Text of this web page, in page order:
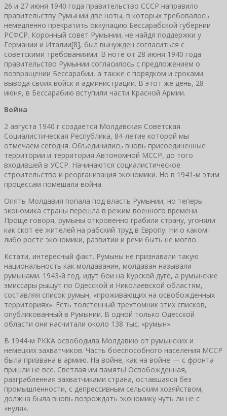
26 и 27 июня 1940 года правительство СССР направило
правительству Румынии две ноты, в которых требовалось
немедленно прекратить оккупацию Бессарабской губернии
РСФСР. Коронный совет Румынии, не найдя поддержки у
Германии и Италии[8], был вынужден согласиться с
советскими требованиями. В ноте от 28 июня 1940 года
правительство Румынии согласилось с предложением о
возвращении Бессарабии, а также с порядком и сроками
вывода своих войск и администрации. В этот же день, 28
июня, в Бессарабию вступили части Красной Армии.
Война
2 августа 1940 г создается Молдавская Советская
Социалистическая Республика, 84-летие которой мы
отмечаем сегодня. Объединились вновь присоединенные
территории и территория Автономной МССР, до того
входившей в УССР. Начинаются социалистическое
строительство и реорганизация экономики. Но в 1941-м этим
процессам помешала война.
Опять Молдавия попала под власть Румынии, но теперь
экономика страны перешла в режим военного времени.
Проще говоря, румыны откровенно грабили страну, угоняли
как скот ее жителей на рабский труд в Европу. Ни о каком-
либо росте экономики, развитии и речи быть не могло.
Кстати, интересный факт. Румыны не признавали такую
национальность как молдаванин, молдаван называли
румынами. 1943-й год, идут бои на Курской дуге, а румынские
эмиссары рыщут по Одесской и Николаевской областям,
составляя список румын, «проживающих на освобожденных
территориях». Есть толстенный трехтомник этих списков,
опубликованный в Румынии. В одной только Одесской
области они насчитали около 138 тыс. «румын».
В 1944-м РККА освободила Молдавию от румынских и
немецких захватчиков. Часть боеспособного населения МССР
была призвана в армию. На войне, как на войне — с фронта
пришли не все. Светлая им память! Освобожденная,
разграбленная захватчиками страна, оставшаяся без
промышленности, с депрессивным сельским хозяйством,
должна была вновь возрождать экономику чуть ли не с
«нуля».